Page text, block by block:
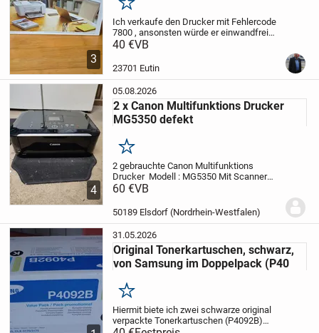
3
Merken
Ich verkaufe den Drucker mit Fehlercode
7800 , ansonsten würde er einwandfrei
funktionieren,
Keine Garantie und Gewährleistung ...
40 €VB
23701 Eutin
4
05.08.2026
2 x Canon Multifunktions Drucker
MG5350 defekt
Merken
2 gebrauchte Canon Multifunktions
Drucker Modell : MG5350 Mit Scanner
und CD/DVD Druckfunktion
Je Drucker 60 € Ohne USB Kabel ohne...
60 €VB
50189 Elsdorf (Nordrhein-Westfalen)
31.05.2026
Original Tonerkartuschen, schwarz,
von Samsung im Doppelpack (P40
Merken
Hiermit biete ich zwei schwarze original
verpackte Tonerkartuschen (P4092B)